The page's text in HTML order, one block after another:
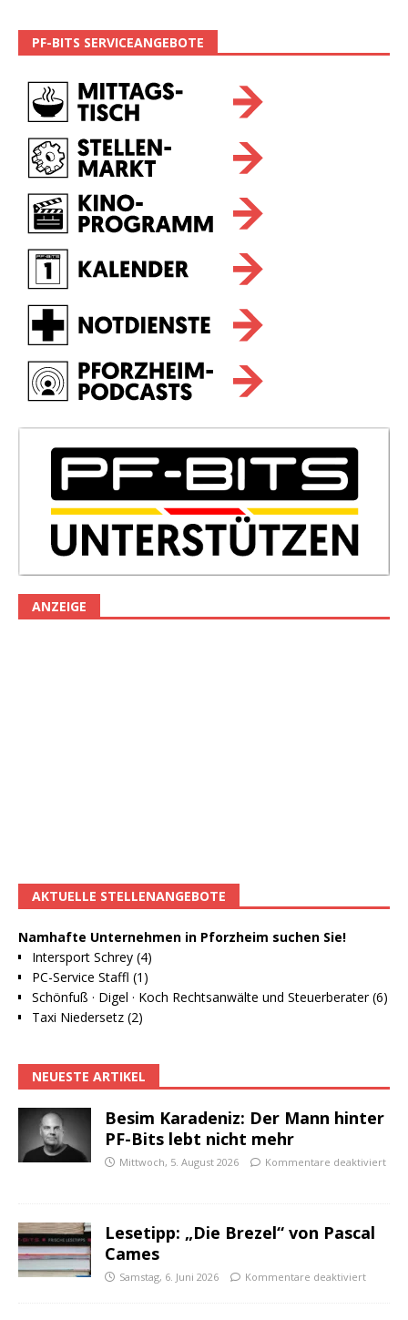
PF-BITS SERVICEANGEBOTE
ANZEIGE
AKTUELLE STELLENANGEBOTE
Namhafte Unternehmen in Pforzheim suchen Sie!
Intersport Schrey (4)
PC-Service Staffl (1)
Schönfuß · Digel · Koch Rechtsanwälte und Steuerberater (6)
Taxi Niedersetz (2)
NEUESTE ARTIKEL
Besim Karadeniz: Der Mann hinter
PF-Bits lebt nicht mehr
Mittwoch, 5. August 2026 Kommentare deaktiviert
Lesetipp: „Die Brezel“ von Pascal
Cames
Samstag, 6. Juni 2026 Kommentare deaktiviert